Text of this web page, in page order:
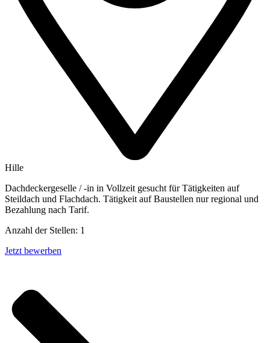
Hille
Dachdeckergeselle / -in in Vollzeit gesucht für Tätigkeiten auf
Steildach und Flachdach. Tätigkeit auf Baustellen nur regional und
Bezahlung nach Tarif.
Anzahl der Stellen: 1
Jetzt bewerben